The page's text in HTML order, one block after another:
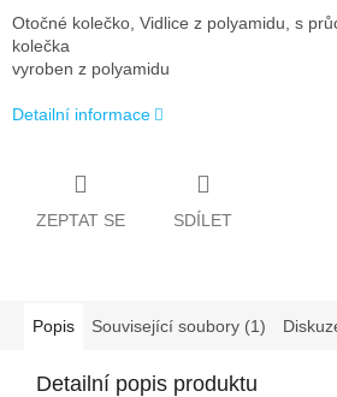
Otočné kolečko, Vidlice z polyamidu, s
kolečka
vyroben z polyamidu
Detailní informace
ZEPTAT SE SDÍLET
Popis Související soubory (1)
Detailní popis produktu